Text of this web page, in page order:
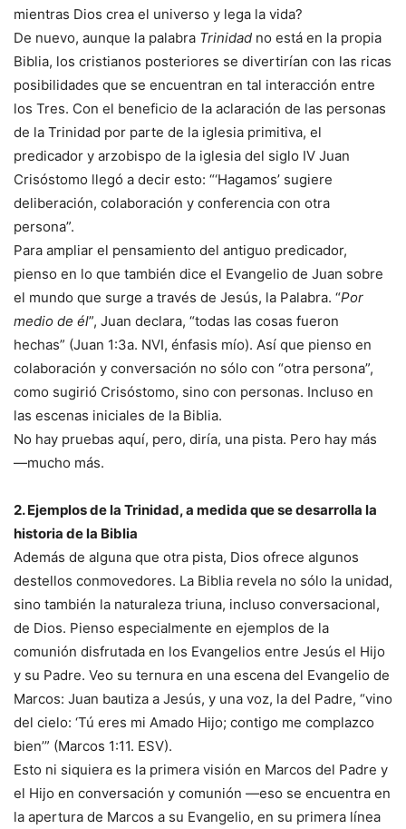
mientras Dios crea el universo y lega la vida?
De nuevo, aunque la palabra Trinidad no está en la propia
Biblia, los cristianos posteriores se divertirían con las ricas
posibilidades que se encuentran en tal interacción entre
los Tres. Con el beneficio de la aclaración de las personas
de la Trinidad por parte de la iglesia primitiva, el
predicador y arzobispo de la iglesia del siglo IV Juan
Crisóstomo llegó a decir esto: “‘Hagamos’ sugiere
deliberación, colaboración y conferencia con otra
persona”.
Para ampliar el pensamiento del antiguo predicador,
pienso en lo que también dice el Evangelio de Juan sobre
el mundo que surge a través de Jesús, la Palabra. “Por
medio de él”, Juan declara, “todas las cosas fueron
hechas” (Juan 1:3a. NVI, énfasis mío). Así que pienso en
colaboración y conversación no sólo con “otra persona”,
como sugirió Crisóstomo, sino con personas. Incluso en
las escenas iniciales de la Biblia.
No hay pruebas aquí, pero, diría, una pista. Pero hay más
—mucho más.
2. Ejemplos de la Trinidad, a medida que se desarrolla la
historia de la Biblia
Además de alguna que otra pista, Dios ofrece algunos
destellos conmovedores. La Biblia revela no sólo la unidad,
sino también la naturaleza triuna, incluso conversacional,
de Dios. Pienso especialmente en ejemplos de la
comunión disfrutada en los Evangelios entre Jesús el Hijo
y su Padre. Veo su ternura en una escena del Evangelio de
Marcos: Juan bautiza a Jesús, y una voz, la del Padre, “vino
del cielo: ‘Tú eres mi Amado Hijo; contigo me complazco
bien’” (Marcos 1:11. ESV).
Esto ni siquiera es la primera visión en Marcos del Padre y
el Hijo en conversación y comunión —eso se encuentra en
la apertura de Marcos a su Evangelio, en su primera línea